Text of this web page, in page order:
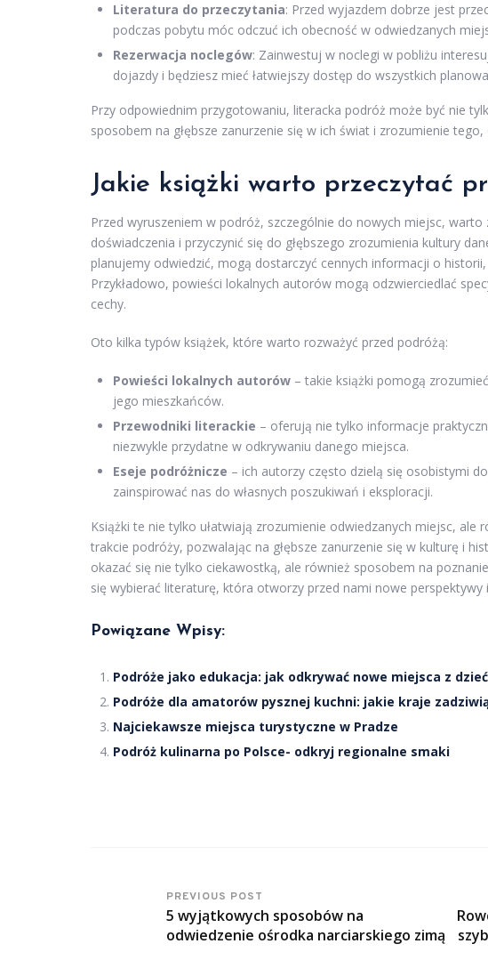
Literatura do przeczytania: Przed wyjazdem dobrze jest
podczas pobytu móc odczuć ich obecność w odwiedzanych
Rezerwacja noclegów: Zainwestuj w noclegi w pobliżu
dojazdy i będziesz mieć łatwiejszy dostęp do wszystkich
Przy odpowiednim przygotowaniu, literacka podróż może być nie
sposobem na głębsze zanurzenie się w ich świat i zrozumienie
Jakie książki warto przeczytać
Przed wyruszeniem w podróż, szczególnie do nowych miejsc,
doświadczenia i przyczynić się do głębszego zrozumienia kultury
planujemy odwiedzić, mogą dostarczyć cennych informacji o
Przykładowo, powieści lokalnych autorów mogą odzwierciedlać
cechy.
Oto kilka typów książek, które warto rozważyć przed podróżą:
Powieści lokalnych autorów – takie książki pomogą
jego mieszkańców.
Przewodniki literackie – oferują nie tylko informacje
niezwykle przydatne w odkrywaniu danego miejsca.
Eseje podróżnicze – ich autorzy często dzielą się osobistymi
zainspirować nas do własnych poszukiwań i eksploracji.
Książki te nie tylko ułatwiają zrozumienie odwiedzanych miejsc,
trakcie podróży, pozwalając na głębsze zanurzenie się w kulturę i
okazać się nie tylko ciekawostką, ale również sposobem na
się wybierać literaturę, która otworzy przed nami nowe
Powiązane Wpisy:
Podróże jako edukacja: jak odkrywać nowe miejsca z
Podróże dla amatorów pysznej kuchni: jakie kraje
Najciekawsze miejsca turystyczne w Pradze
Podróż kulinarna po Polsce- odkryj regionalne smaki
PREVIOUS POST
5 wyjątkowych sposobów na
odwiedzenie ośrodka narciarskiego zimą